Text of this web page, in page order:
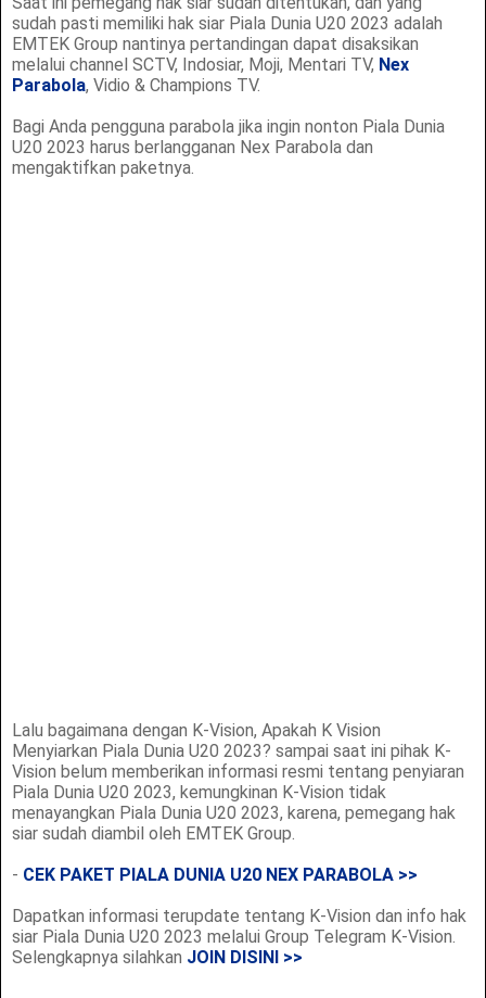
sudah pasti memiliki hak siar Piala Dunia U20 2023 adalah
EMTEK Group nantinya pertandingan dapat disaksikan
melalui channel SCTV, Indosiar, Moji, Mentari TV, Nex
Parabola, Vidio & Champions TV.
Bagi Anda pengguna parabola jika ingin nonton Piala Dunia
U20 2023 harus berlangganan Nex Parabola dan
mengaktifkan paketnya.
Lalu bagaimana dengan K-Vision, Apakah K Vision
Menyiarkan Piala Dunia U20 2023? sampai saat ini pihak K-
Vision belum memberikan informasi resmi tentang penyiaran
Piala Dunia U20 2023, kemungkinan K-Vision tidak
menayangkan Piala Dunia U20 2023, karena, pemegang hak
siar sudah diambil oleh EMTEK Group.
- CEK PAKET PIALA DUNIA U20 NEX PARABOLA >>
Dapatkan informasi terupdate tentang K-Vision dan info hak
siar Piala Dunia U20 2023 melalui Group Telegram K-Vision.
Selengkapnya silahkan JOIN DISINI >>